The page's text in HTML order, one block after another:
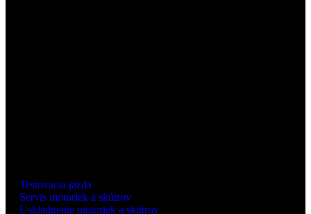
Testovacia jazda
Servis motoriek a skútrov
Uskladnenie motoriek a skútrov